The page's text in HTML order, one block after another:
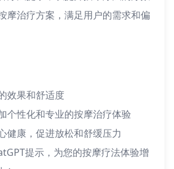
摩治疗方案，满足用户的需求和偏
效果和舒适度
个性化和专业的按摩治疗体验
健康，促进放松和舒缓压力
提示，为您的按摩疗法体验增